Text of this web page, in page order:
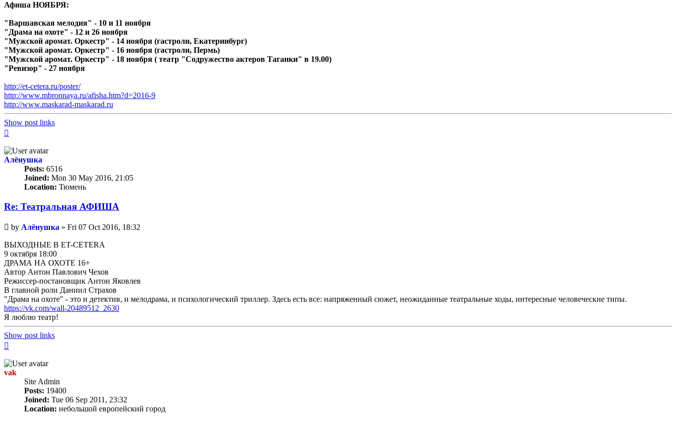
Афиша НОЯБРЯ:
"Варшавская мелодия" - 10 и 11 ноября
"Драма на охоте" - 12 и 26 ноября
"Мужской аромат. Оркестр" - 14 ноября (гастроли, Екатеринбург)
"Мужской аромат. Оркестр" - 16 ноября (гастроли, Пермь)
"Мужской аромат. Оркестр" - 18 ноября ( театр "Содружество актеров Таганки" в 19.00)
"Ревизор" - 27 ноября
http://et-cetera.ru/poster/
http://www.mbronnaya.ru/afisha.htm?d=2016-9
http://www.maskarad-maskarad.ru
Show post links
Алёнушка
Posts: 6516
Joined: Mon 30 May 2016, 21:05
Location: Тюмень
Re: Театральная АФИША
Unread
post
by Алёнушка » Fri 07 Oct 2016, 18:32
ВЫХОДНЫЕ В ET-CETERA
9 октября 18:00
ДРАМА НА ОХОТЕ 16+
Автор Антон Павлович Чехов
Режиссер-постановщик Антон Яковлев
В главной роли Даниил Страхов
"Драма на охоте" - это и детектив, и мелодрама, и психологический триллер. Здесь есть все: напряженный сюжет, неожиданные театральные ходы, интересные человеческие типы.
https://vk.com/wall-20489512_2630
Я люблю театр!
Show post links
vak
Site Admin
Posts: 19400
Joined: Tue 06 Sep 2011, 23:32
Location: небольшой европейский город